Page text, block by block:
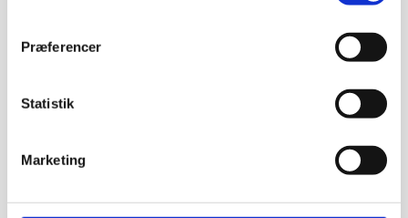
Præferencer
Statistik
Marketing